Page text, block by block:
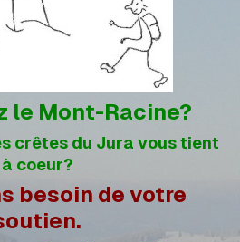
le Mont-Racine?
crêtes du Jura vous tient
à coeur?
besoin de votre